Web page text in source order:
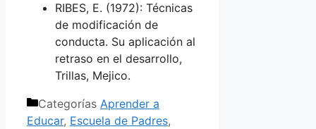
RIBES, E. (1972): Técnicas
de modificación de
conducta. Su aplicación al
retraso en el desarrollo,
Trillas, Mejico.
Categorías Aprender a
Educar, Escuela de Padres,